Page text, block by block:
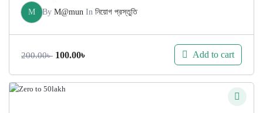
M By M@mun In নিয়োগ প্রস্তুতি
200.00৳ Original
was:
100.00৳
is:
Add to cart